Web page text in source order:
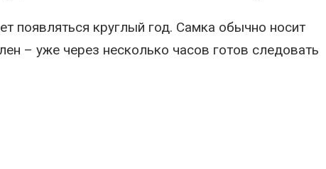
появляться круглый год. Самка обычно носит
– уже через несколько часов готов следовать